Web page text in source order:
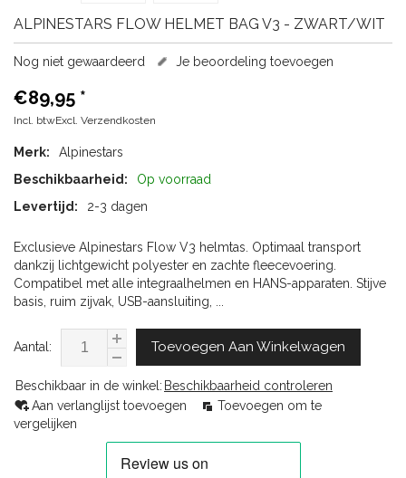
ALPINESTARS FLOW HELMET BAG V3 - ZWART/WIT
Nog niet gewaardeerd Je beoordeling toevoegen
€89,95 *
Incl. btwExcl. Verzendkosten
Merk:
Alpinestars
Beschikbaarheid:
Op voorraad
Levertijd:
2-3 dagen
Exclusieve Alpinestars Flow V3 helmtas. Optimaal transport
dankzij lichtgewicht polyester en zachte fleecevoering.
Compatibel met alle integraalhelmen en HANS-apparaten. Stijve
basis, ruim zijvak, USB-aansluiting, ...
Aantal: Toevoegen Aan Winkelwagen
Beschikbaar in de winkel: Beschikbaarheid controleren
Aan verlanglijst toevoegen
Toevoegen om te
vergelijken